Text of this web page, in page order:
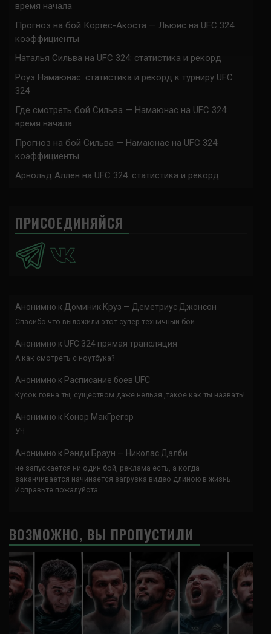
время начала
Прогноз на бой Кортес-Акоста — Льюис на UFC 324:
коэффициенты
Наталья Сильва на UFC 324: статистика и рекорд
Роуз Намаюнас: статистика и рекорд к турниру UFC
324
Где смотреть бой Сильва — Намаюнас на UFC 324:
время начала
Прогноз на бой Сильва — Намаюнас на UFC 324:
коэффициенты
Арнольд Аллен на UFC 324: статистика и рекорд
ПРИСОЕДИНЯЙСЯ
Анонимно к Доминик Круз — Деметриус Джонсон
Спасибо что выложили этот супер техничный бой
Анонимно к UFC 324 прямая трансляция
А как смотреть с ноутбука?
Анонимно к Расписание боев UFC
Кусок говна ты, существом даже нельзя ,такое как ты назвать!
Анонимно к Конор МакГрегор
УЧ
Анонимно к Рэнди Браун — Николас Далби
не запускается ни один бой, реклама есть, а когда
заканчивается начинается загрузка видео длиною в жизнь.
Исправьте пожалуйста
ВОЗМОЖНО, ВЫ ПРОПУСТИЛИ